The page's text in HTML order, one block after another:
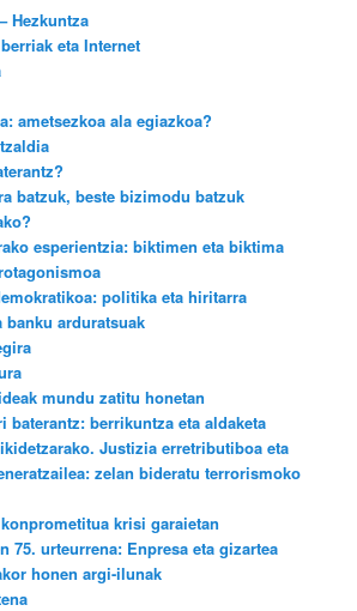
Hezkuntza
eta Internet
ametsezkoa ala egiazkoa?
batzuk, beste bizimodu batzuk
esperientzia: biktimen eta biktima
politika eta hiritarra
banku arduratsuak
mundu zatitu honetan
baterantz: berrikuntza eta aldaketa
Justizia erretributiboa eta
zelan bideratu terrorismoko
krisi garaietan
75. urteurrena: Enpresa eta gizartea
honen argi-ilunak